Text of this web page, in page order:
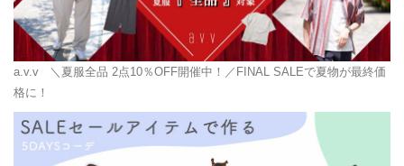
a.v.v ＼夏服全品 2点10％OFF開催中！／FINAL SALEで夏物が最終価
格に！